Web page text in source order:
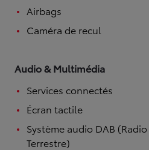
Airbags
Caméra de recul
Audio & Multimédia
Services connectés
Écran tactile
Système audio DAB
Terrestre)